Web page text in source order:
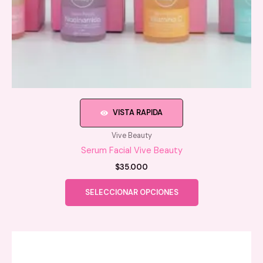
VISTA RAPIDA
Vive Beauty
Serum Facial Vive Beauty
$35.000
SELECCIONAR OPCIONES
Este
tiene